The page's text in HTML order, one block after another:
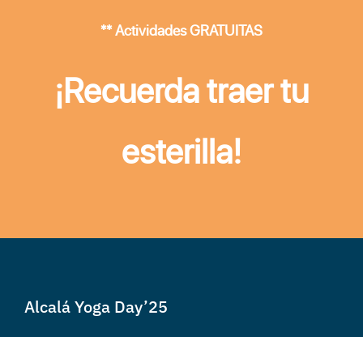
** Actividades GRATUITAS
¡Recuerda traer tu
esterilla!
Alcalá Yoga Day’25